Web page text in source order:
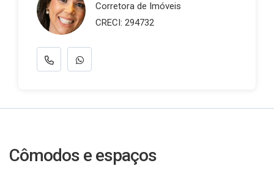
Corretora de Imóveis
CRECI: 294732
Cômodos e espaços